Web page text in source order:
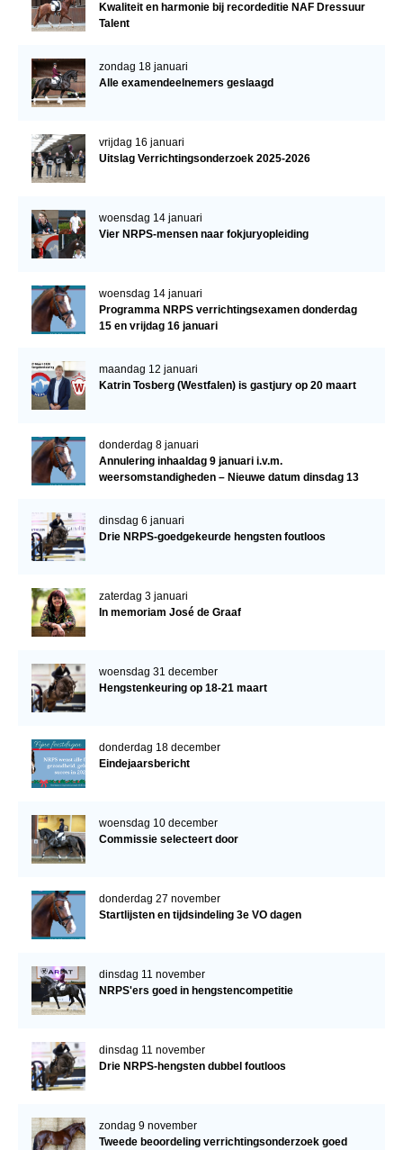
Kwaliteit en harmonie bij recordeditie NAF Dressuur
Talent
zondag 18 januari
Alle examendeelnemers geslaagd
vrijdag 16 januari
Uitslag Verrichtingsonderzoek 2025-2026
woensdag 14 januari
Vier NRPS-mensen naar fokjuryopleiding
woensdag 14 januari
Programma NRPS verrichtingsexamen donderdag
15 en vrijdag 16 januari
maandag 12 januari
Katrin Tosberg (Westfalen) is gastjury op 20 maart
donderdag 8 januari
Annulering inhaaldag 9 januari i.v.m.
weersomstandigheden – Nieuwe datum dinsdag 13
dinsdag 6 januari
Drie NRPS-goedgekeurde hengsten foutloos
zaterdag 3 januari
In memoriam José de Graaf
woensdag 31 december
Hengstenkeuring op 18-21 maart
donderdag 18 december
Eindejaarsbericht
woensdag 10 december
Commissie selecteert door
donderdag 27 november
Startlijsten en tijdsindeling 3e VO dagen
dinsdag 11 november
NRPS'ers goed in hengstencompetitie
dinsdag 11 november
Drie NRPS-hengsten dubbel foutloos
zondag 9 november
Tweede beoordeling verrichtingsonderzoek goed